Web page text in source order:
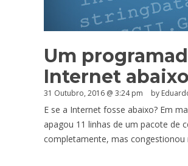
Um
Internet abaixo
31 Outubro, 2016 @ 3:24 pm by
E se a Internet fosse abaixo? Em
apagou 11 linhas de um pacote de
completamente, mas